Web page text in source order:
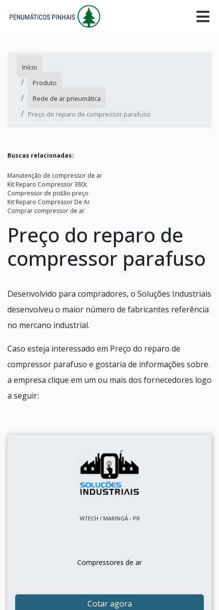
Início
Produto
Rede de ar pneumática
Preço do reparo de compressor parafuso
Buscas relacionadas:
Manutenção de compressor de ar
Kit Reparo Compressor 380c
Compressor de pistão preço
Kit Reparo Compressor De Ar
Comprar compressor de ar
Preço do reparo de
compressor parafuso
Desenvolvido para compradores, o Soluções Industriais
desenvolveu o maior número de fabricantes referência
no mercano industrial.
Caso esteja interessado em Preço do reparo de
compressor parafuso e gostaria de informações sobre
a empresa clique em um ou mais dos fornecedores logo
a seguir:
WTECH / MARINGÁ - PR
Compressores de ar
Cotar agora